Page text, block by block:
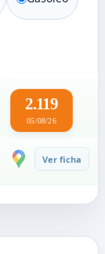
2.119
05/08/26
Ver ficha